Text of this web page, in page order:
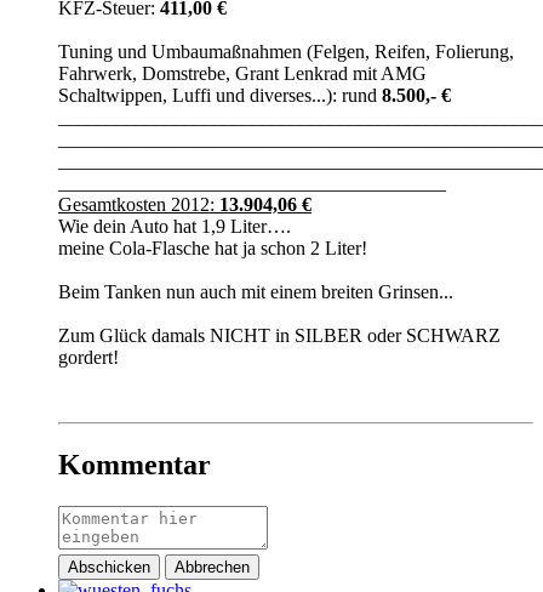
KFZ-Steuer: 411,00 €
Tuning und Umbaumaßnahmen (Felgen, Reifen, Folierung,
Fahrwerk, Domstrebe, Grant Lenkrad mit AMG
Schaltwippen, Luffi und diverses...): rund 8.500,- €
Gesamtkosten 2012: 13.904,06 €
Wie dein Auto hat 1,9 Liter….
meine Cola-Flasche hat ja schon 2 Liter!
Beim Tanken nun auch mit einem breiten Grinsen...
Zum Glück damals NICHT in SILBER oder SCHWARZ
gordert!
Kommentar
Abschicken Abbrechen